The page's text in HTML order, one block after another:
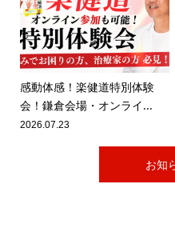
感動体感！楽健道特別体験
会！鎌倉会場・オンライ...
2026.07.23
お知